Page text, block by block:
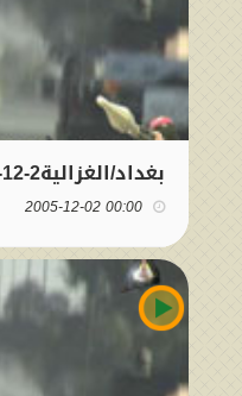
بغداد/الغزالية2-12-2005
00:00 2005-12-02